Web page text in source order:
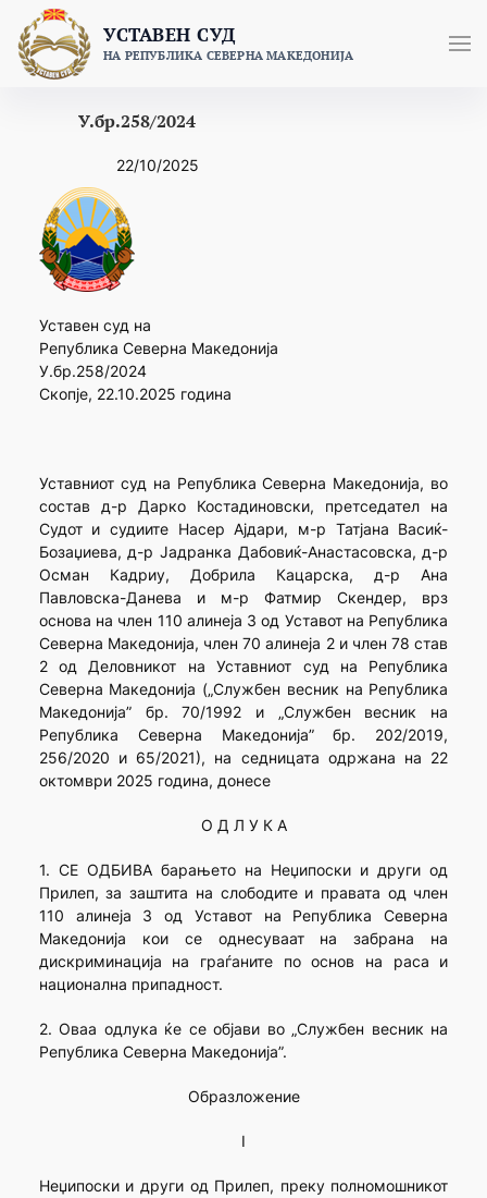
content
УСТАВЕН СУД
НА РЕПУБЛИКА СЕВЕРНА МАКЕДОНИЈА
У.бр.258/2024
22/10/2025
Уставен суд на
Република Северна Македонија
У.бр.258/2024
Скопје, 22.10.2025 година
Уставниот суд на Република Северна Македонија, во
состав д-р Дарко Костадиновски, претседател на
Судот и судиите Насер Ајдари, м-р Татјана Васиќ-
Бозаџиева, д-р Јадранка Дабовиќ-Анастасовска, д-р
Осман Кадриу, Добрила Кацарска, д-р Ана
Павловска-Данева и м-р Фатмир Скендер, врз
основа на член 110 алинеја 3 од Уставот на Република
Северна Македонија, член 70 алинеја 2 и член 78 став
2 од Деловникот на Уставниот суд на Република
Северна Македонија („Службен весник на Република
Македонија” бр. 70/1992 и „Службен весник на
Република Северна Македонија” бр. 202/2019,
256/2020 и 65/2021), на седницата одржана на 22
октомври 2025 година, донесе
О Д Л У К А
1. СЕ ОДБИВА барањето на Неџипоски и други од
Прилеп, за заштита на слободите и правата од член
110 алинеја 3 од Уставот на Република Северна
Македонија кои се однесуваат на забрана на
дискриминација на граѓаните по основ на раса и
национална припадност.
2. Оваа одлука ќе се објави во „Службен весник на
Република Северна Македонија”.
Образложение
I
Неџипоски и други од Прилеп, преку полномошникот